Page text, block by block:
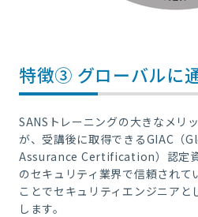
特徴③ グローバルに
SANSトレーニングの大きなメリ
が、受講後に取得できるGIAC
Assurance Certification）認定
のセキュリティ業界で信頼されて
ことでセキュリティエンジニア
します。